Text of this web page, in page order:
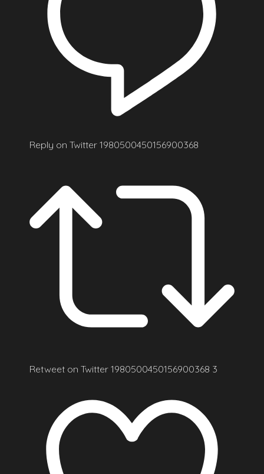
Reply on Twitter 1980500450156900368
Retweet on Twitter 1980500450156900368 3